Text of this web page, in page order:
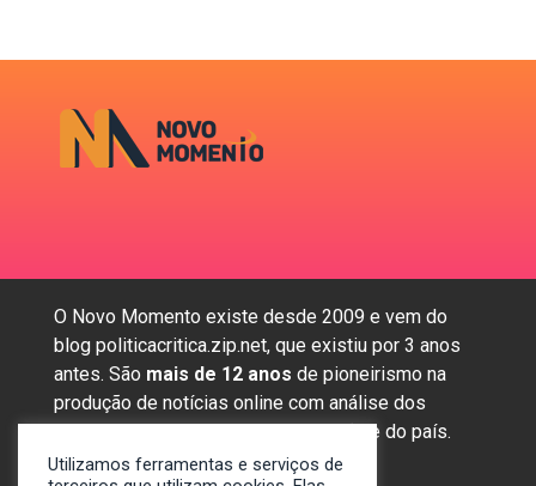
O Novo Momento existe desde 2009 e vem do
blog politicacritica.zip.net, que existiu por 3 anos
antes. São mais de 12 anos de pioneirismo na
produção de notícias online com análise dos
assuntos mais importantes da região e do país.
Utilizamos ferramentas e serviços de